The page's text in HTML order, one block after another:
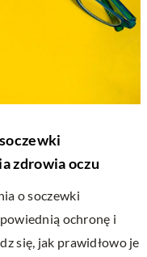
zdrowia oczu
o soczewki
ochronę i
się, jak prawidłowo je
się, jakie materiały
technikami stworzyć
sztuki, które będą cieszyć